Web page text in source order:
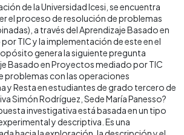
de la Universidad Icesi, se encuentra
el proceso de resolución de problemas
a través del Aprendizaje Basado en
TIC y la implementación de este en el
genera la siguiente pregunta
Basado en Proyectos mediado por TIC
problemas con las operaciones
y Resta en estudiantes de grado tercero de
Simón Rodríguez, Sede María Panesso?
investigativa está basada en un tipo
y descriptiva. Es una